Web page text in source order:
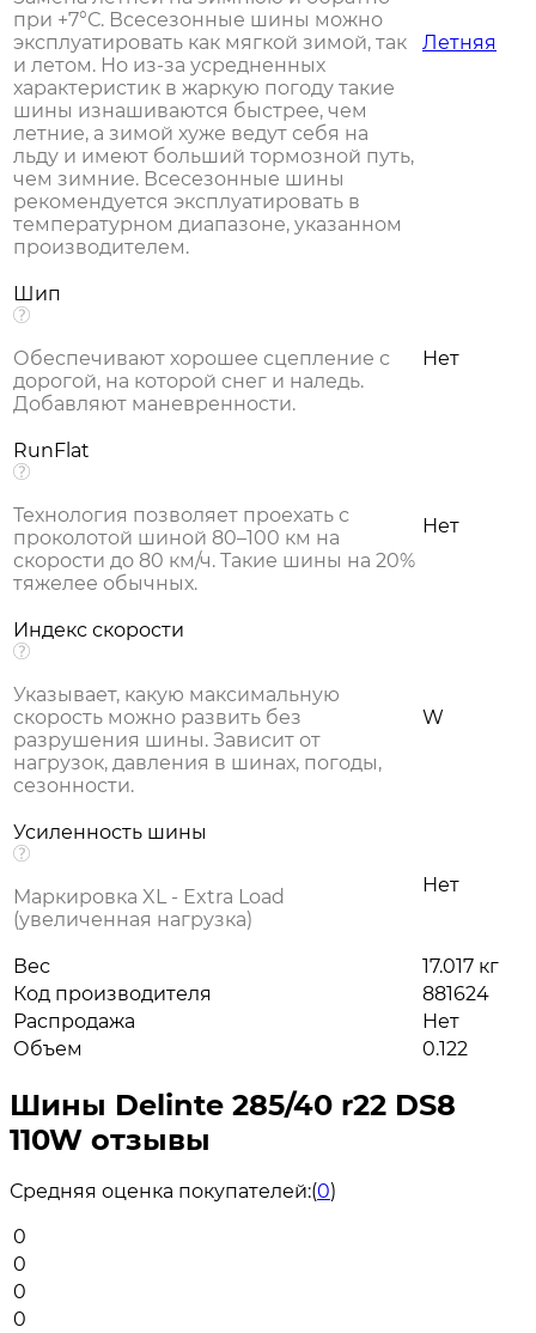
при +7°С. Всесезонные шины можно
эксплуатировать как мягкой зимой, так
и летом. Но из-за усредненных
характеристик в жаркую погоду такие
шины изнашиваются быстрее, чем
летние, а зимой хуже ведут себя на
льду и имеют больший тормозной путь,
чем зимние. Всесезонные шины
рекомендуется эксплуатировать в
температурном диапазоне, указанном
производителем.
Летняя
Шип
Обеспечивают хорошее сцепление с
дорогой, на которой снег и наледь.
Добавляют маневренности.
Нет
RunFlat
Технология позволяет проехать с
проколотой шиной 80–100 км на
скорости до 80 км/ч. Такие шины на 20%
тяжелее обычных.
Нет
Индекс скорости
Указывает, какую максимальную
скорость можно развить без
разрушения шины. Зависит от
нагрузок, давления в шинах, погоды,
сезонности.
W
Усиленность шины
Маркировка XL - Extra Load
(увеличенная нагрузка)
Нет
Вес
17.017 кг
Код производителя
881624
Распродажа
Нет
Объем
0.122
Шины Delinte 285/40 r22 DS8
110W отзывы
Средняя оценка покупателей:(0)
0
0
0
0